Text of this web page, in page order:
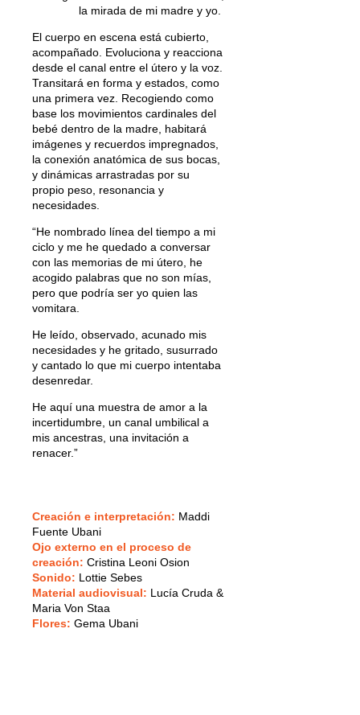
la mirada de mi madre y yo.
El cuerpo en escena está cubierto,
acompañado. Evoluciona y reacciona
desde el canal entre el útero y la voz.
Transitará en forma y estados, como
una primera vez. Recogiendo como
base los movimientos cardinales del
bebé dentro de la madre, habitará
imágenes y recuerdos impregnados,
la conexión anatómica de sus bocas,
y dinámicas arrastradas por su
propio peso, resonancia y
necesidades.
“He nombrado línea del tiempo a mi
ciclo y me he quedado a conversar
con las memorias de mi útero, he
acogido palabras que no son mías,
pero que podría ser yo quien las
vomitara.
He leído, observado, acunado mis
necesidades y he gritado, susurrado
y cantado lo que mi cuerpo intentaba
desenredar.
He aquí una muestra de amor a la
incertidumbre, un canal umbilical a
mis ancestras, una invitación a
renacer.”
Creación e interpretación: Maddi
Fuente Ubani
Ojo externo en el proceso de
creación: Cristina Leoni Osion
Sonido: Lottie Sebes
Material audiovisual: Lucía Cruda &
Maria Von Staa
Flores: Gema Ubani